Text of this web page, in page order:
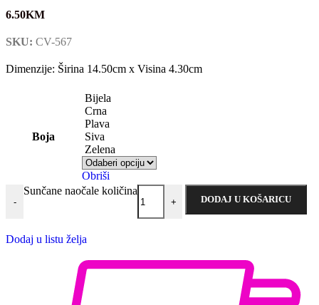
6.50KM
SKU: CV-567
Dimenzije: Širina 14.50cm x Visina 4.30cm
Boja
Bijela
Crna
Plava
Siva
Zelena
Obriši
-
Sunčane naočale količina
+ DODAJ U KOŠARICU
Dodaj u listu želja